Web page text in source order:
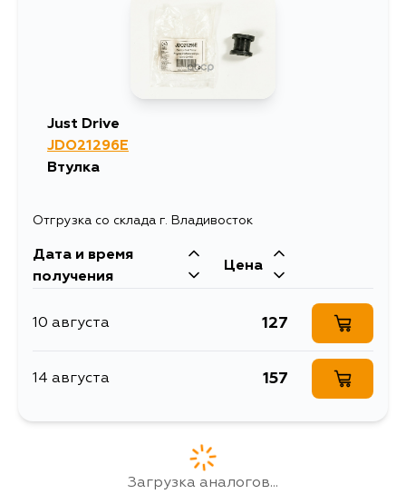
Just Drive
JDO21296E
Втулка
Отгрузка со склада г. Владивосток
Дата и время
получения
Цена
10 августа 127
14 августа 157
Загрузка аналогов...